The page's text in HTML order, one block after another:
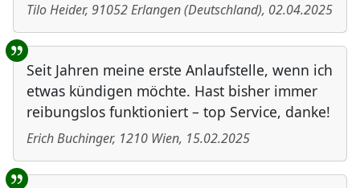
Tilo Heider, 91052Erlangen(Deutschland), 02.04.2025
Seit Jahren meine erste Anlaufstelle, wenn ich
etwas kündigen möchte. Hast bisher immer
reibungslos funktioniert – top Service, danke!
Erich Buchinger, 1210 Wien, 15.02.2025